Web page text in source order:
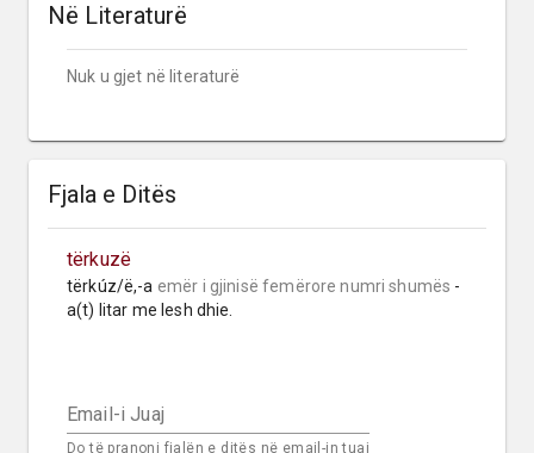
Në Literaturë
Nuk u gjet në literaturë
Fjala e Ditës
tërkuzë
tërkúz/ë,-a emër i gjinisë femërore numri shumës -
a(t) litar me lesh dhie.
Email-i Juaj
Do të pranoni fjalën e ditës në email-in tuaj